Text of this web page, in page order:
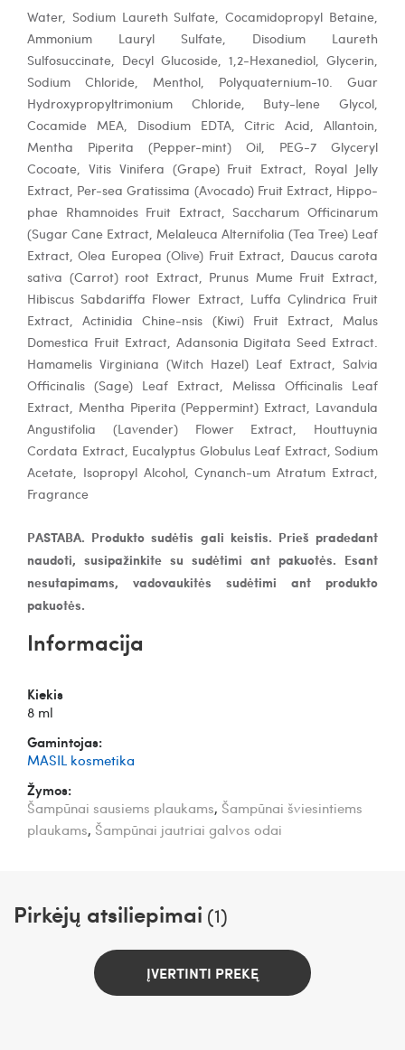
Water, Sodium Laureth Sulfate, Cocamidopropyl Betaine,
Ammonium Lauryl Sulfate, Disodium Laureth
Sulfosuccinate, Decyl Glucoside, 1,2-Hexanediol, Glycerin,
Sodium Chloride, Menthol, Polyquaternium-10. Guar
Hydroxypropyltrimonium Chloride, Buty-lene Glycol,
Cocamide MEA, Disodium EDTA, Citric Acid, Allantoin,
Mentha Piperita (Pepper-mint) Oil, PEG-7 Glyceryl
Cocoate, Vitis Vinifera (Grape) Fruit Extract, Royal Jelly
Extract, Per-sea Gratissima (Avocado) Fruit Extract, Hippo-
phae Rhamnoides Fruit Extract, Saccharum Officinarum
(Sugar Cane Extract, Melaleuca Alternifolia (Tea Tree) Leaf
Extract, Olea Europea (Olive) Fruit Extract, Daucus carota
sativa (Carrot) root Extract, Prunus Mume Fruit Extract,
Hibiscus Sabdariffa Flower Extract, Luffa Cylindrica Fruit
Extract, Actinidia Chine-nsis (Kiwi) Fruit Extract, Malus
Domestica Fruit Extract, Adansonia Digitata Seed Extract.
Hamamelis Virginiana (Witch Hazel) Leaf Extract, Salvia
Officinalis (Sage) Leaf Extract, Melissa Officinalis Leaf
Extract, Mentha Piperita (Peppermint) Extract, Lavandula
Angustifolia (Lavender) Flower Extract, Houttuynia
Cordata Extract, Eucalyptus Globulus Leaf Extract, Sodium
Acetate, Isopropyl Alcohol, Cynanch-um Atratum Extract,
Fragrance
PASTABA. Produkto sudėtis gali keistis. Prieš pradedant
naudoti, susipažinkite su sudėtimi ant pakuotės. Esant
nesutapimams, vadovaukitės sudėtimi ant produkto
pakuotės.
Informacija
Kiekis
8 ml
Gamintojas:
MASIL kosmetika
Žymos:
Šampūnai sausiems plaukams, Šampūnai šviesintiems
plaukams, Šampūnai jautriai galvos odai
Pirkėjų atsiliepimai (1)
ĮVERTINTI PREKĘ